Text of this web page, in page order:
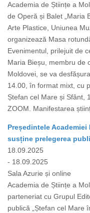
Academia de Științe a
de Operă și Balet „Maria
Arte Plastice, Uniunea
organizează Masa
Evenimentul, prilejuit de
Maria Bieșu, membru de
Moldovei, se va
14.00, în format mixt, cu
Ștefan cel Mare și Sfânt,
ZOOM. Manifestarea
Președintele Academiei
susține prelegerea
18.09.2025
- 18.09.2025
Sala Azurie și online
Academia de Științe a
parteneriat cu Grupul
publică „Ștefan cel Mare